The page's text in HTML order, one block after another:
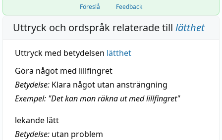
Föreslå Feedback
Uttryck och ordspråk relaterade till lätthet
Uttryck med betydelsen lätthet
Göra något med lillfingret
Betydelse: Klara något utan ansträngning
Exempel: "Det kan man räkna ut med lillfingret"
lekande lätt
Betydelse: utan problem